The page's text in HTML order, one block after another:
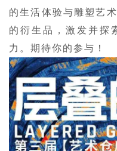
的生活体验与雕塑艺
的衍生品，激发并探
力。期待你的参与！